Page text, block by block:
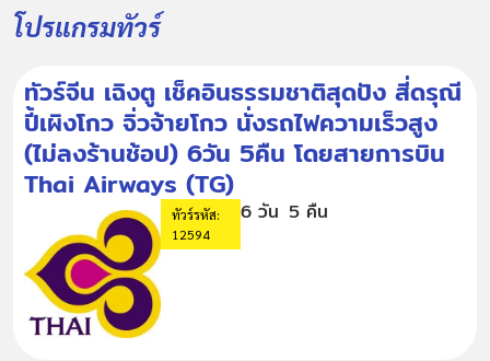
โปรแกรมทัวร์
ทัวร์จีน เฉิงตู เช็คอินธรรมชาติสุดปัง สี่ดรุณี
ปี้เผิงโกว จิ่วจ้ายโกว นั่งรถไฟความเร็วสูง
(ไม่ลงร้านช้อป) 6วัน 5คืน โดยสายการบิน
Thai Airways (TG)
ทัวร์รหัส:
12594
6 วัน 5 คืน